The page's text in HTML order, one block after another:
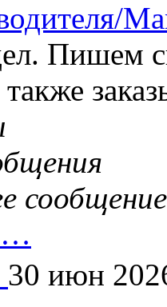
Пишем
сообщение
последнему
30 июн